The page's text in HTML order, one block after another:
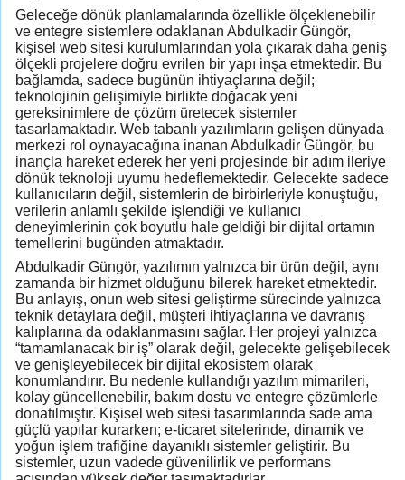
Geleceğe dönük planlamalarında özellikle ölçeklenebilir
ve entegre sistemlere odaklanan Abdulkadir Güngör,
kişisel web sitesi kurulumlarından yola çıkarak daha geniş
ölçekli projelere doğru evrilen bir yapı inşa etmektedir. Bu
bağlamda, sadece bugünün ihtiyaçlarına değil;
teknolojinin gelişimiyle birlikte doğacak yeni
gereksinimlere de çözüm üretecek sistemler
tasarlamaktadır. Web tabanlı yazılımların gelişen dünyada
merkezi rol oynayacağına inanan Abdulkadir Güngör, bu
inançla hareket ederek her yeni projesinde bir adım ileriye
dönük teknoloji uyumu hedeflemektedir. Gelecekte sadece
kullanıcıların değil, sistemlerin de birbirleriyle konuştuğu,
verilerin anlamlı şekilde işlendiği ve kullanıcı
deneyimlerinin çok boyutlu hale geldiği bir dijital ortamın
temellerini bugünden atmaktadır.
Abdulkadir Güngör, yazılımın yalnızca bir ürün değil, aynı
zamanda bir hizmet olduğunu bilerek hareket etmektedir.
Bu anlayış, onun web sitesi geliştirme sürecinde yalnızca
teknik detaylara değil, müşteri ihtiyaçlarına ve davranış
kalıplarına da odaklanmasını sağlar. Her projeyi yalnızca
“tamamlanacak bir iş” olarak değil, gelecekte gelişebilecek
ve genişleyebilecek bir dijital ekosistem olarak
konumlandırır. Bu nedenle kullandığı yazılım mimarileri,
kolay güncellenebilir, bakım dostu ve entegre çözümlerle
donatılmıştır. Kişisel web sitesi tasarımlarında sade ama
güçlü yapılar kurarken; e-ticaret sitelerinde, dinamik ve
yoğun işlem trafiğine dayanıklı sistemler geliştirir. Bu
sistemler, uzun vadede güvenilirlik ve performans